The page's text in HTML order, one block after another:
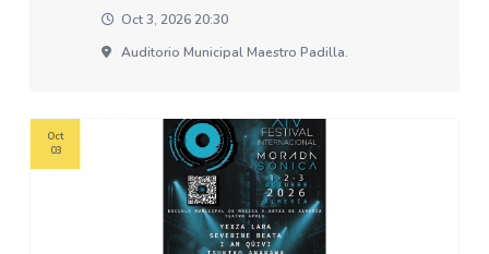
Oct 3, 2026 20:30
Auditorio Municipal Maestro Padilla.
Oct
03